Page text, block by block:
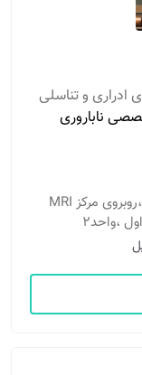
و تناسلی
ناباروری
مطب: اردبیل - سرچشمه، کوچه شمس،روبروی مرکز MRI
،واحد۲